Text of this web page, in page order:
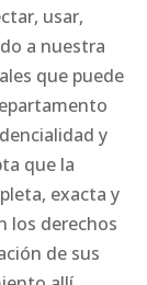
usar,
a nuestra
que puede
y
que la
exacta y
los derechos
de sus